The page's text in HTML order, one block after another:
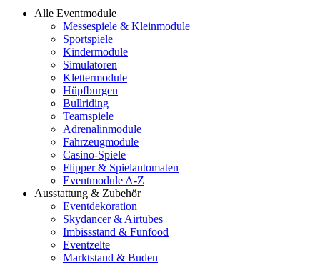
Alle Eventmodule
Messespiele & Kleinmodule
Sportspiele
Kindermodule
Simulatoren
Klettermodule
Hüpfburgen
Bullriding
Teamspiele
Adrenalinmodule
Fahrzeugmodule
Casino-Spiele
Flipper & Spielautomaten
Eventmodule A-Z
Ausstattung & Zubehör
Eventdekoration
Skydancer & Airtubes
Imbissstand & Funfood
Eventzelte
Marktstand & Buden